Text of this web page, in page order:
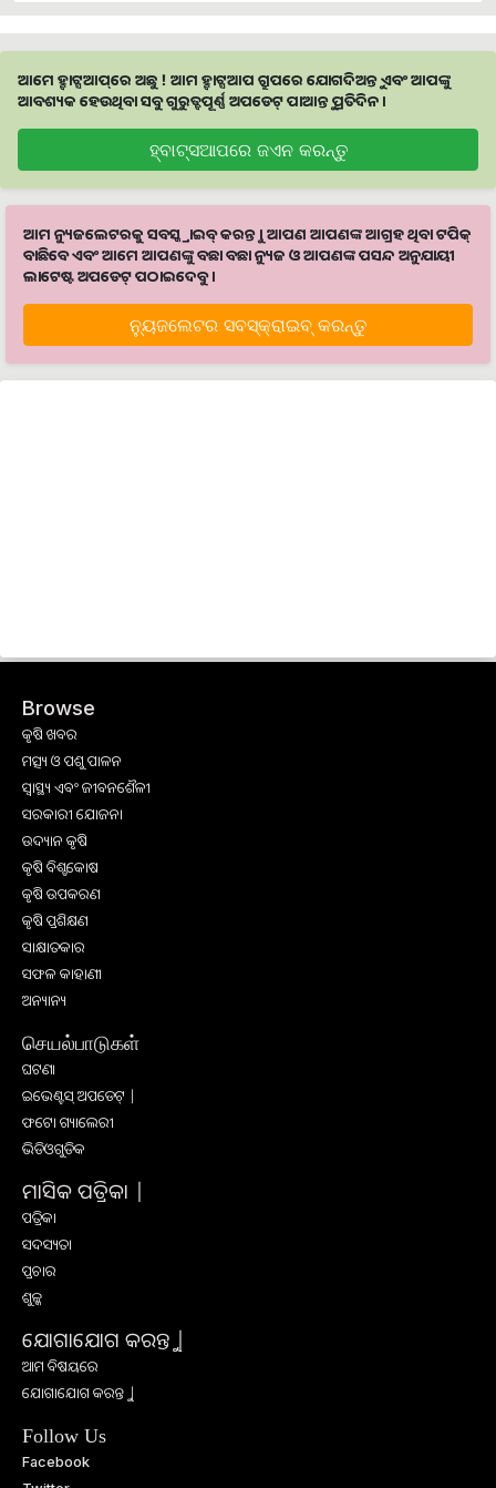
ଆମେ ହ୍ବାଟ୍ସଆପ୍‌ରେ ଅଛୁ ! ଆମ ହ୍ବାଟ୍ସଆପ ଗ୍ରୁପରେ ଯୋଗଦିଅନ୍ତୁ ଏବଂ ଆପଙ୍କୁ
ଆବଶ୍ୟକ ହେଉଥିବା ସବୁ ଗୁରୁତ୍ବପୂର୍ଣ୍ଣ ଅପଡେଟ୍‌ ପାଆନ୍ତୁ ପ୍ରତିଦିନ ।
ହ୍ବାଟ୍ସଆପରେ ଜଏନ କରନ୍ତୁ
ଆମ ନ୍ୟୁଜଲେଟରକୁ ସବସ୍କ୍ରାଇବ୍ କରନ୍ତୁ । ଆପଣ ଆପଣଙ୍କ ଆଗ୍ରହ ଥିବା ଟପିକ୍‌
ବାଛିବେ ଏବଂ ଆମେ ଆପଣଙ୍କୁ ବଛା ବଛା ନ୍ୟୁଜ ଓ ଆପଣଙ୍କ ପସନ୍ଦ ଅନୁଯାୟୀ
ଲାଟେଷ୍ଟ ଅପଡେଟ୍‌ ପଠାଇଦେବୁ ।
ନ୍ୟୁଜଲେଟର ସବସ୍କ୍ରାଇବ୍‌ କରନ୍ତୁ
Browse
କୃଷି ଖବର
ମତ୍ସ୍ୟ ଓ ପଶୁ ପାଳନ
ସ୍ୱାସ୍ଥ୍ୟ ଏବଂ ଜୀବନଶୈଳୀ
ସରକାରୀ ଯୋଜନା
ଉଦ୍ୟାନ କୃଷି
କୃଷି ବିଶ୍ବକୋଷ
କୃଷି ଉପକରଣ
କୃଷି ପ୍ରଶିକ୍ଷଣ
ସାକ୍ଷାତକାର
ସଫଳ କାହାଣୀ
ଅନ୍ୟାନ୍ୟ
செயல்பாடுகள்
ଘଟଣା
ଇଭେଣ୍ଟସ୍ ଅପଡେଟ୍ |
ଫଟୋ ଗ୍ୟାଲେରୀ
ଭିଡିଓଗୁଡିକ
ମାସିକ ପତ୍ରିକା |
ପତ୍ରିକା
ସଦସ୍ୟତା
ପ୍ରଚାର
ଶୁଳ୍କ
ଯୋଗାଯୋଗ କରନ୍ତୁ |
ଆମ ବିଷୟରେ
ଯୋଗାଯୋଗ କରନ୍ତୁ |
Follow Us
Facebook